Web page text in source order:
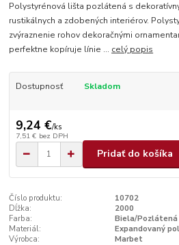
Polystyrénová lišta pozlátená s
rustikálnych a zdobených interiérov.
zvýraznenie rohov dekoračnými
perfektne kopíruje línie ... celý popis
Dostupnosť Skladom
9,24 €/ks
7,51 € bez DPH
Pridať do košíka
Číslo produktu:
10702
Dĺžka:
2000
Farba:
Biela/Pozlátená
Materiál:
Expandovaný
Výrobca:
Marbet